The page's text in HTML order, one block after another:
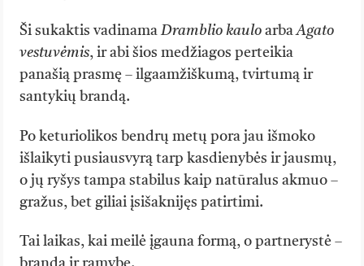
Ši sukaktis vadinamaDramblio kaulo arbaAgato
vestuvėmis, ir abi šios medžiagos perteikia
panašią prasmę – ilgaamžiškumą, tvirtumą ir
santykių brandą.
Po keturiolikos bendrų metų pora jau išmoko
išlaikyti pusiausvyrą tarp kasdienybės ir jausmų,
o jų ryšys tampa stabilus kaip natūralus akmuo –
gražus, bet giliai įsišaknijęs patirtimi.
Tai laikas, kai meilė įgauna formą, o partnerystė –